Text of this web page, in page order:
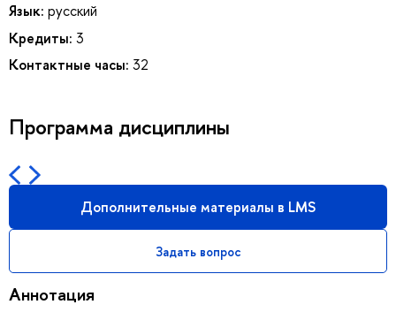
Язык: русский
Кредиты: 3
Контактные часы: 32
Программа дисциплины
Дополнительные материалы в LMS
Задать вопрос
Аннотация